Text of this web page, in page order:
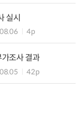
실시
4p
조사 결과
42p